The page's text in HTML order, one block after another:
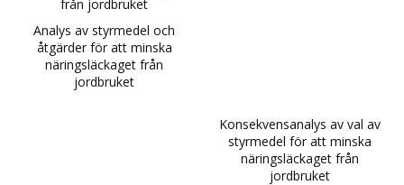
Analys av styrmedel och
åtgärder för att minska
näringsläckaget från
jordbruket
Konsekvensanalys av val av
styrmedel för att minska
näringsläckaget från
jordbruket